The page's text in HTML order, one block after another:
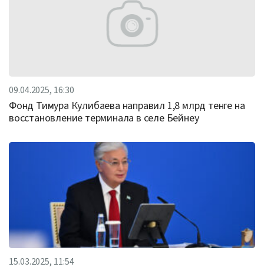
09.04.2025, 16:30
Фонд Тимура Кулибаева направил 1,8 млрд тенге на
восстановление терминала в селе Бейнеу
15.03.2025, 11:54